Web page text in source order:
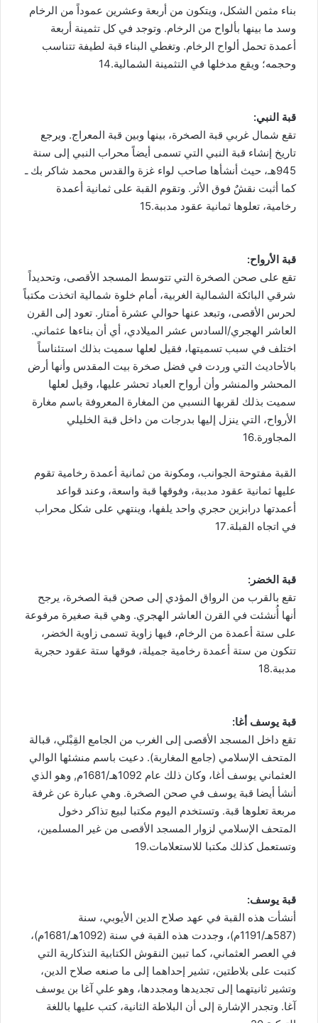
بناء مثمن الشكل، ويتكون من أربعة وعشرين عموداً من الرخام
وسد ما بينها بألواح من الرخام. وتوجد في كل تثمينة أربعة
أعمدة تحمل ألواح الرخام. وتغطي البناء قبة لطيفة تتناسب
وحجمه؛ ويقع مدخلها في التثمينة الشمالية.14
قبة النبي:
تقع شمال غربي قبة الصخرة، بينها وبين قبة المعراج. ويرجع
تاريخ إنشاء قبة النبي التي تسمى أيضاً محراب النبي إلى سنة
945هـ، حيث أنشأها صاحب لواء غزة والقدس محمد شاكر بك ـ
كما أثبت نقشٌ فوق الأثر. وتقوم القبة على ثمانية أعمدة
رخامية، تعلوها ثمانية عقود مدببة.15
قبة الأرواح:
تقع على صحن الصخرة التي تتوسط المسجد الأقصى، وتحديداً
شرقي البائكة الشمالية الغربية، أمام خلوة شمالية اتخذت مكتباً
لحرس الأقصى، وتبعد عنها حوالي عشرة أمتار. تعود إلى القرن
العاشر الهجري/السادس عشر الميلادي، أي أن بناءها عثماني.
اختلف في سبب تسميتها، فقيل لعلها سميت بذلك استئناساً
بالأحاديث التي وردت في فضل صخرة بيت المقدس وأنها أرض
المحشر والمنشر وأن أرواح العباد تحشر عليها، وقيل لعلها
سميت بذلك لقربها النسبي من المغارة المعروفة باسم مغارة
الأرواح، التي ينزل إليها بدرجات من داخل قبة الخليلي
المجاورة.16
القبة مفتوحة الجوانب، ومكونة من ثمانية أعمدة رخامية تقوم
عليها ثمانية عقود مدببة، وفوقها قبة واسعة، وعند قواعد
أعمدتها درابزين حجري واحد يلفها، وينتهي على شكل محراب
في اتجاه القبلة.17
قبة الخضر:
تقع بالقرب من الرواق المؤدي إلى صحن قبة الصخرة، يرجح
أنها أُنشئت في القرن العاشر الهجري. وهي قبة صغيرة مرفوعة
على ستة أعمدة من الرخام، فيها زاوية تسمى زاوية الخضر،
تتكون من ستة أعمدة رخامية جميلة، فوقها ستة عقود حجرية
مدببة.18
قبة يوسف أغا:
تقع داخل المسجد الأقصى إلى الغرب من الجامع القِبْلي، قبالة
المتحف الإسلامي (جامع المغاربة). دعيت باسم منشئها الوالي
العثماني يوسف أغا، وكان ذلك عام 1092هـ/1681م, وهو الذي
أنشأ أيضا قبة يوسف في صحن الصخرة. وهي عبارة عن غرفة
مربعة تعلوها قبة. وتستخدم اليوم مكتبا لبيع تذاكر دخول
المتحف الإسلامي لزوار المسجد الأقصى من غير المسلمين،
وتستعمل كذلك مكتبا للاستعلامات.19
قبة يوسف:
أنشأت هذه القبة في عهد صلاح الدين الأيوبي، سنة
(587هـ/1191م)، وجددت هذه القبة في سنة (1092هـ/1681م)،
في العصر العثماني، كما تبين النقوش الكتابية التذكارية التي
كتبت على بلاطتين، تشير إحداهما إلى ما صنعه صلاح الدين،
وتشير ثانيتهما إلى تجديدها ومجددها، وهو علي آغا بن يوسف
آغا. وتجدر الإشارة إلى أن البلاطة الثانية، كتب عليها باللغة